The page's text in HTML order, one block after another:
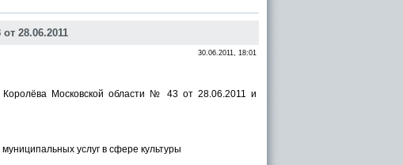
28.06.2011
30.06.2011, 18:01
Королёва Московской области № 43 от 28.06.2011 и
услуг в сфере культуры